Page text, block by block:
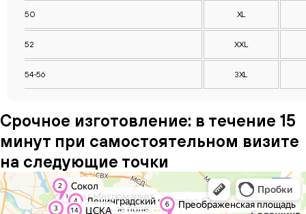
50 XL
52 XXL
54-56 3XL
Срочное изготовление: в течение 15
минут при самостоятельном визите
на следующие точки